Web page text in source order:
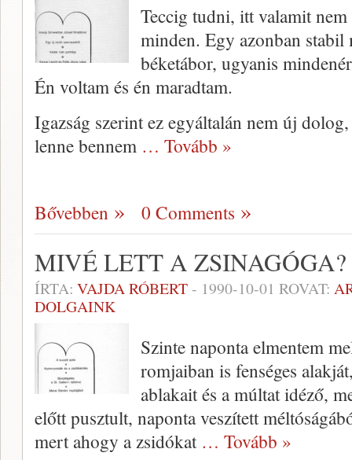
Teccig tudni, itt valamit
minden. Egy azonban stabil
béketábor, ugyanis
Én voltam és én maradtam.
Igazság szerint ez egyáltalán nem új
lenne bennem … Tovább »
Bővebben 0 Comments
MIVÉ LETT A ZSINAGÓGA?
ÍRTA: VAJDA RÓBERT- 1990-10-01 ROVAT:
DOLGAINK
Szinte naponta elmentem
romjaiban is fenséges
ablakait és a múltat idéző,
előtt pusztult, naponta veszí­tett
mert ahogy a zsidókat … Tovább »